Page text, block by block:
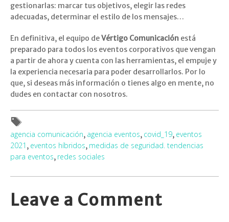
gestionarlas: marcar tus objetivos, elegir las redes
adecuadas, determinar el estilo de los mensajes…
En definitiva, el equipo deVértigo Comunicación está
preparado para todos los eventos corporativos que vengan
a partir de ahora y cuenta con las herramientas, el empuje y
la experiencia necesaria para poder desarrollarlos. Por lo
que, si deseas más información o tienes algo en mente, no
dudes en contactar con nosotros.
agencia comunicación, agencia eventos, covid_19, eventos
2021 , eventos híbridos, medidas de seguridad. tendencias
para eventos, redes sociales
Leave a Comment